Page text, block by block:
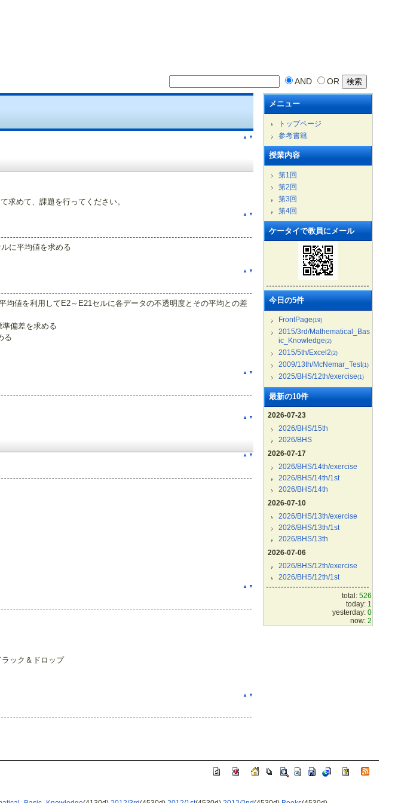
AND OR
▲ ▼
求めて、課題を行ってください。
▲ ▼
に平均値を求める
▲ ▼
値を利用してE2～E21セルに各データの不透明度とその平均との差
偏差を求める
る
▲ ▼
▲ ▼
▲ ▼
▲ ▼
ック＆ドロップ
▲ ▼
メニュー
トップページ
参考書籍
授業内容
第1回
第2回
第3回
第4回
ケータイで教員にメール
今日の5件
FrontPage(19)
2015/3rd/Mathematical_Bas
ic_Knowledge(2)
2015/5th/Excel2(2)
2009/13th/McNemar_Test(1)
2025/BHS/12th/exercise(1)
最新の10件
2026-07-23
2026/BHS/15th
2026/BHS
2026-07-17
2026/BHS/14th/exercise
2026/BHS/14th/1st
2026/BHS/14th
2026-07-10
2026/BHS/13th/exercise
2026/BHS/13th/1st
2026/BHS/13th
2026-07-06
2026/BHS/12th/exercise
2026/BHS/12th/1st
total: 526
today: 1
yesterday: 0
now: 2